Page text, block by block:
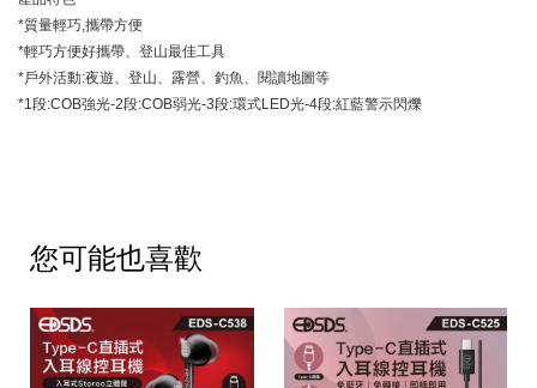
*質量輕巧,攜帶方便
*輕巧方便好攜帶、登山最佳工具
*戶外活動:夜遊、登山、露營、釣魚、閱讀地圖等
*1段:COB強光-2段:COB弱光-3段:環式LED光-4段:紅藍警示閃爍
您可能也喜歡